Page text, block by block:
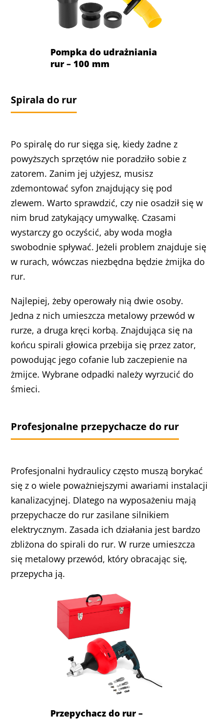
Pompka do udrażniania
rur – 100 mm
Spirala do rur
Po spiralę do rur sięga się, kiedy żadne z
powyższych sprzętów nie poradziło sobie z
zatorem. Zanim jej użyjesz, musisz
zdemontować syfon znajdujący się pod
zlewem. Warto sprawdzić, czy nie osadził się w
nim brud zatykający umywalkę. Czasami
wystarczy go oczyścić, aby woda mogła
swobodnie spływać. Jeżeli problem znajduje się
w rurach, wówczas niezbędna będzie żmijka do
rur.
Najlepiej, żeby operowały nią dwie osoby.
Jedna z nich umieszcza metalowy przewód w
rurze, a druga kręci korbą. Znajdująca się na
końcu spirali głowica przebija się przez zator,
powodując jego cofanie lub zaczepienie na
żmijce. Wybrane odpadki należy wyrzucić do
śmieci.
Profesjonalne przepychacze do rur
Profesjonalni hydraulicy często muszą borykać
się z o wiele poważniejszymi awariami instalacji
kanalizacyjnej. Dlatego na wyposażeniu mają
przepychacze do rur zasilane silnikiem
elektrycznym. Zasada ich działania jest bardzo
zbliżona do spirali do rur. W rurze umieszcza
się metalowy przewód, który obracając się,
przepycha ją.
Przepychacz do rur –